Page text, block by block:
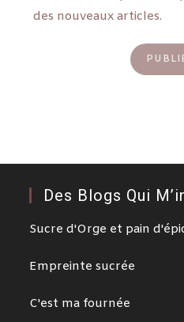
des nouveaux articles.
Des Blogs Qui
Sucre d'Orge et pain
Empreinte sucrée
C'est ma fournée